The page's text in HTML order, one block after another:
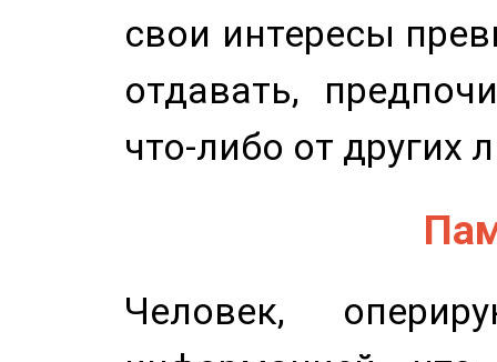
свои интересы
отдавать,
что-либо от других
Человек,